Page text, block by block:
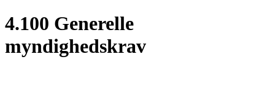
4.100 Generelle
myndighedskrav